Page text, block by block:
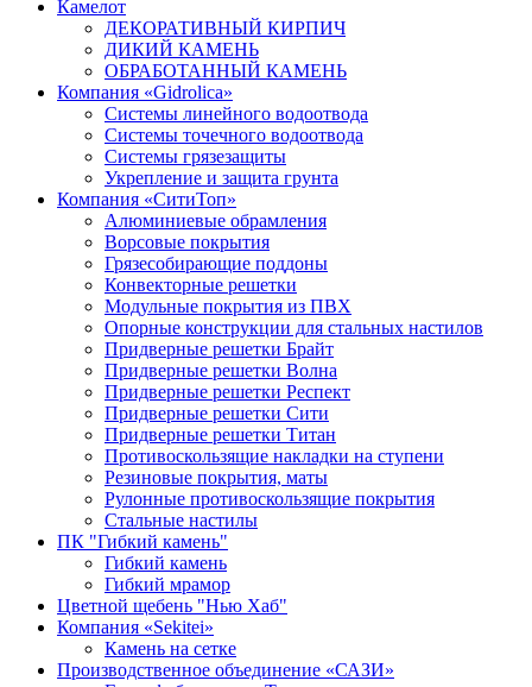
Камелот
ДЕКОРАТИВНЫЙ КИРПИЧ
ДИКИЙ КАМЕНЬ
ОБРАБОТАННЫЙ КАМЕНЬ
Компания «Gidrolica»
Системы линейного водоотвода
Системы точечного водоотвода
Системы грязезащиты
Укрепление и защита грунта
Компания «СитиТоп»
Алюминиевые обрамления
Ворсовые покрытия
Грязесобирающие поддоны
Конвекторные решетки
Модульные покрытия из ПВХ
Опорные конструкции для стальных настилов
Придверные решетки Брайт
Придверные решетки Волна
Придверные решетки Респект
Придверные решетки Сити
Придверные решетки Титан
Противоскользящие накладки на ступени
Резиновые покрытия, маты
Рулонные противоскользящие покрытия
Стальные настилы
ПК "Гибкий камень"
Гибкий камень
Гибкий мрамор
Цветной щебень "Нью Хаб"
Компания «Sekitei»
Камень на сетке
Производственное объединение «САЗИ»